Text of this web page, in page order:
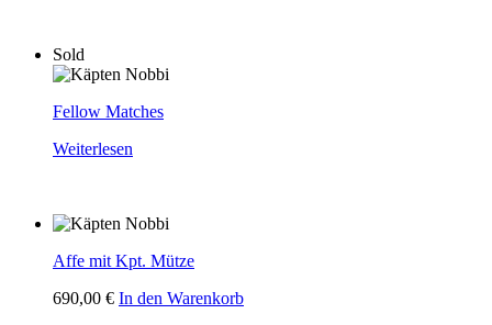
Sold
Fellow Matches
Weiterlesen
Affe mit Kpt. Mütze
690,00 € In den Warenkorb